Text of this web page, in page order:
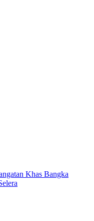
Khas Bangka